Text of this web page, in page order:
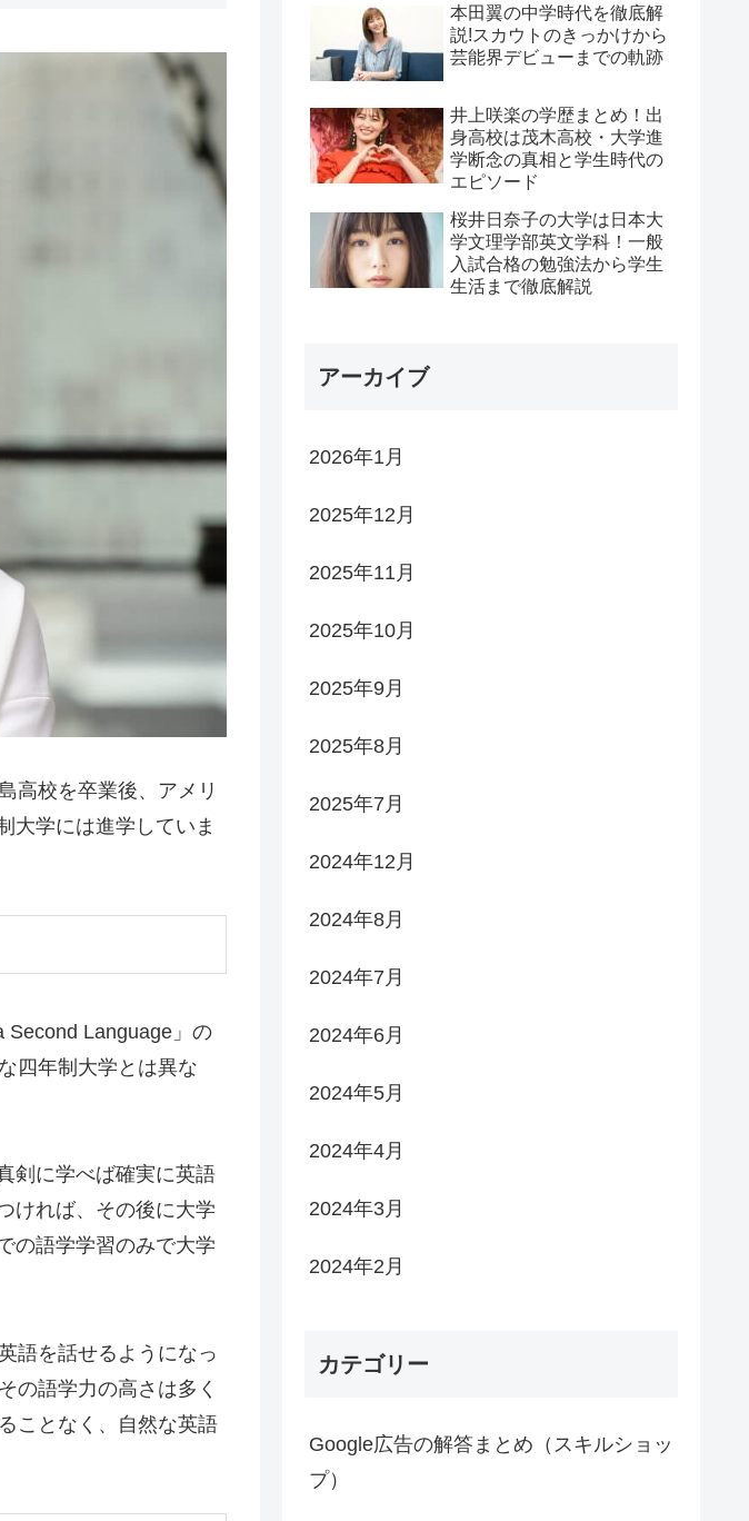
高校を卒業後、アメリ
大学には進学していま
Second Language」の
四年制大学とは異な
剣に学べば確実に英語
ければ、その後に大学
の語学学習のみで大学
語を話せるようになっ
の語学力の高さは多く
ことなく、自然な英語
本田翼の中学時代を徹底解
説!スカウトのきっかけから
芸能界デビューまでの軌跡
井上咲楽の学歴まとめ！出
身高校は茂木高校・大学進
学断念の真相と学生時代の
エピソード
桜井日奈子の大学は日本大
学文理学部英文学科！一般
入試合格の勉強法から学生
生活まで徹底解説
アーカイブ
2026年1月
2025年12月
2025年11月
2025年10月
2025年9月
2025年8月
2025年7月
2024年12月
2024年8月
2024年7月
2024年6月
2024年5月
2024年4月
2024年3月
2024年2月
カテゴリー
Google広告の解答まとめ（スキルショッ
プ）